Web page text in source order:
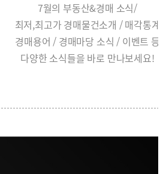
7월의 부동산&경매 소식/
최저,최고가 경매물건소개 / 매각통계
경매용어 / 경매마당 소식 / 이벤트 등
다양한 소식들을 바로 만나보세요!